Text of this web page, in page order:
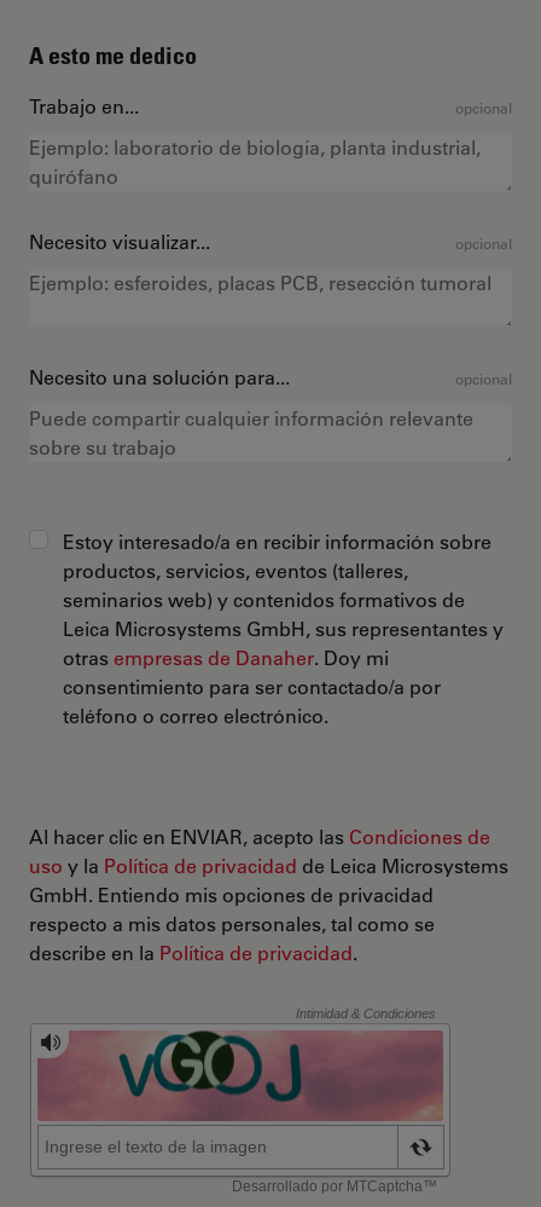
A esto me dedico
Trabajo en... opcional
Necesito visualizar... opcional
Necesito una solución para... opcional
Estoy interesado/a en recibir información sobre
productos, servicios, eventos (talleres,
seminarios web) y contenidos formativos de
Leica Microsystems GmbH, sus representantes y
otras empresas de Danaher. Doy mi
consentimiento para ser contactado/a por
teléfono o correo electrónico.
Al hacer clic en ENVIAR, acepto las Condiciones de
uso y la Política de privacidad de Leica Microsystems
GmbH. Entiendo mis opciones de privacidad
respecto a mis datos personales, tal como se
describe en la Política de privacidad.